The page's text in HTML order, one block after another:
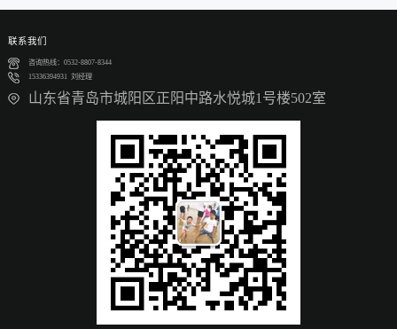
联系我们
咨询热线：0532-8807-8344
15336394931 刘经理
山东省青岛市城阳区正阳中路水悦城1号楼502室